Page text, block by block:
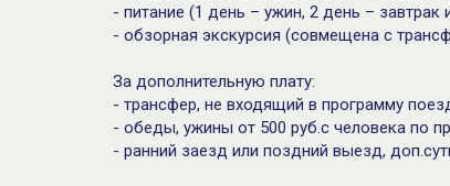
- питание (1 день – ужин, 2 день – завтрак
- обзорная экскурсия (совмещена с
За дополнительную плату:
- трансфер, не входящий в программу
- обеды, ужины от 500 руб.с человека по
- ранний заезд или поздний выезд,